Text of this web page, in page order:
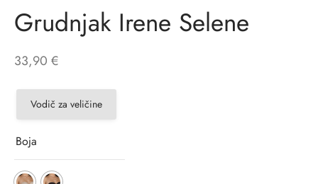
Grudnjak Irene Selene
33,90 €
Vodič za veličine
Boja